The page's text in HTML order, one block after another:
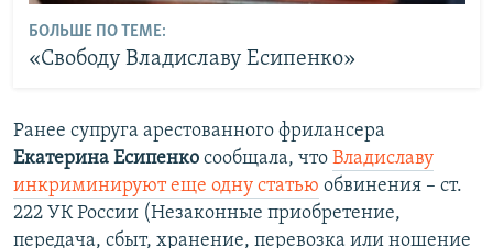
БОЛЬШЕ ПО ТЕМЕ:
«Свободу Владиславу Есипенко»
Ранее супруга арестованного фрилансера
Екатерина Есипенко сообщала, что Владиславу
инкриминируют еще одну статью обвинения – ст.
222 УК России (Незаконные приобретение,
передача, сбыт, хранение, перевозка или ношение